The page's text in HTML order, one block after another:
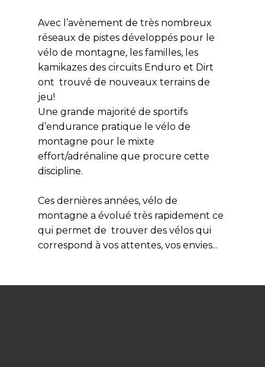
Avec l’avènement de très nombreux
réseaux de pistes développés pour le
vélo de montagne, les familles, les
kamikazes des circuits Enduro et Dirt
ont trouvé de nouveaux terrains de
jeu!
Une grande majorité de sportifs
d’endurance pratique le vélo de
montagne pour le mixte
effort/adrénaline que procure cette
discipline.
Ces dernières années, vélo de
montagne a évolué très rapidement ce
qui permet de trouver des vélos qui
correspond à vos attentes, vos envies...